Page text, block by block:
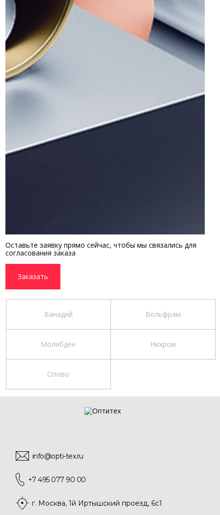
Оставьте заявку прямо сейчас, чтобы мы связались для
согласования заказа
Заказать
Ванадий Вольфрам
Молибден Нихром
Олово
info@opti-tex.ru
+7 495 077 90 00
г. Москва, 1й Иртышский проезд, 6с1